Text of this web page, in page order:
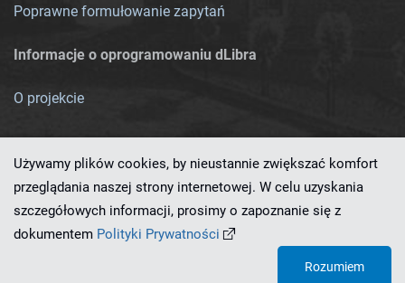
Poprawne formułowanie zapytań
Informacje o oprogramowaniu dLibra
O projekcie
Ten serwis działa dzięki oprogramowaniu
Używamy plików cookies, by nieustannie zwiększać komfort
przeglądania naszej strony internetowej. W celu uzyskania
szczegółowych informacji, prosimy o zapoznanie się z
dokumentem Polityki Prywatności
Rozumiem